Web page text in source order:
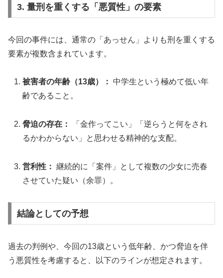
3. 量刑を重くする「悪質性」の要素
今回の事件には、通常の「あっせん」よりも刑を重くする
要素が複数含まれています。
被害者の年齢（13歳）：
中学生という極めて低い年
齢であること。
脅迫の存在：
「金作ってこい」「逆らうと何をされ
るかわからない」と思わせる精神的な支配。
営利性： 継続的に「案件」として複数の少女に売春
させていた疑い（余罪）。
結論としての予想
過去の判例や、今回の13歳という低年齢、かつ脅迫を伴
う悪質性を考慮すると、以下のラインが想定されます。